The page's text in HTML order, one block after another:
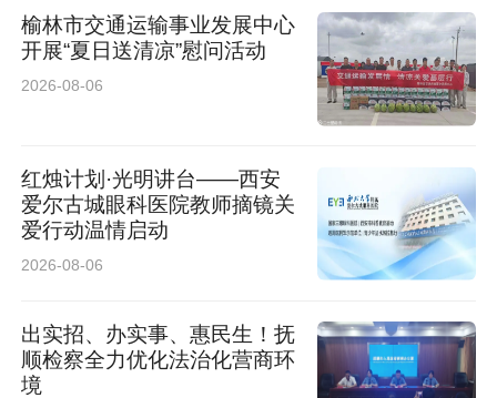
榆林市交通运输事业发展中心
开展“夏日送清凉”慰问活动
2026-08-06
红烛计划·光明讲台——西安
爱尔古城眼科医院教师摘镜关
爱行动温情启动
2026-08-06
出实招、办实事、惠民生！抚
顺检察全力优化法治化营商环
境